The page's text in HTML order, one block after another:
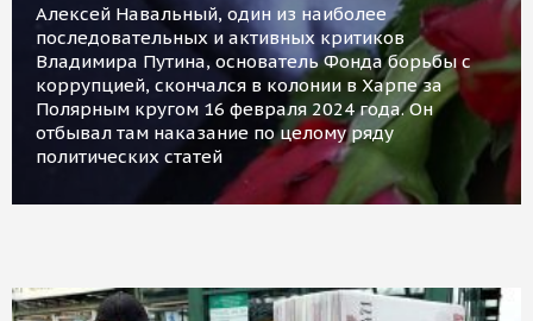
Алексей Навальный, один из наиболее
последовательных и активных критиков
Владимира Путина, основатель Фонда борьбы с
коррупцией, скончался в колонии в Харпе за
Полярным кругом 16 февраля 2024 года. Он
отбывал там наказание по целому ряду
политических статей